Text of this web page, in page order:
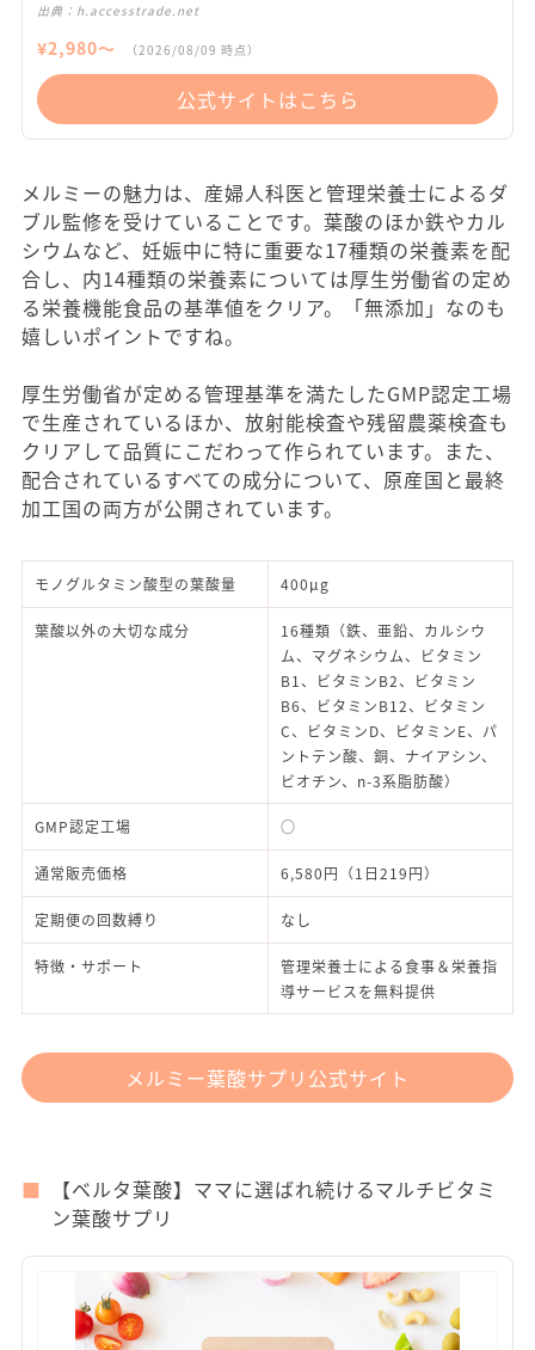
出典： h.accesstrade.net
¥2,980〜 （2026/08/09 時点）
公式サイトはこちら
メルミーの魅力は、産婦人科医と管理栄養士によるダ
ブル監修を受けていることです。葉酸のほか鉄やカル
シウムなど、妊娠中に特に重要な17種類の栄養素を配
合し、内14種類の栄養素については厚生労働省の定め
る栄養機能食品の基準値をクリア。「無添加」なのも
嬉しいポイントですね。
厚生労働省が定める管理基準を満たしたGMP認定工場
で生産されているほか、放射能検査や残留農薬検査も
クリアして品質にこだわって作られています。また、
配合されているすべての成分について、原産国と最終
加工国の両方が公開されています。
モノグルタミン酸型の葉酸量 400μg
葉酸以外の大切な成分
16種類（鉄、亜鉛、カルシウ
ム、マグネシウム、ビタミン
B1、ビタミンB2、ビタミン
B6、ビタミンB12、ビタミン
C、ビタミンD、ビタミンE、パ
ントテン酸、銅、ナイアシン、
ビオチン、n-3系脂肪酸）
GMP認定工場 ○
通常販売価格 6,580円（1日219円）
定期便の回数縛り なし
特徴・サポート
管理栄養士による食事＆栄養指
導サービスを無料提供
メルミー葉酸サプリ公式サイト
【ベルタ葉酸】ママに選ばれ続けるマルチビタミ
ン葉酸サプリ